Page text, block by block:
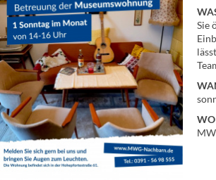
Sie
WO